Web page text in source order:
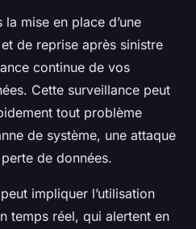
mise en place d’une
de reprise après sinistre
continue de vos
Cette surveillance peut
tout problème
de système, une attaque
de données.
impliquer l’utilisation
temps réel, qui alertent en